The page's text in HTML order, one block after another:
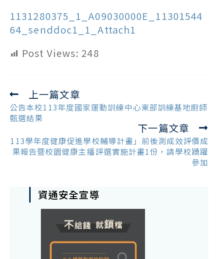
1131280375_1_A09030000E_11301544
64_senddoc1_1_Attach1
Post Views: 248
Read
more
articles
上一篇文章
公告本校113年度國家運動訓練中心東部訓練基地廚師
甄選結果
下一篇文章
113學年度健康促進學校輔導計畫」前後測成效評價成
果報告暨校園健康主播評選實施計畫1份，請學校踴躍
參加
資通安全宣導